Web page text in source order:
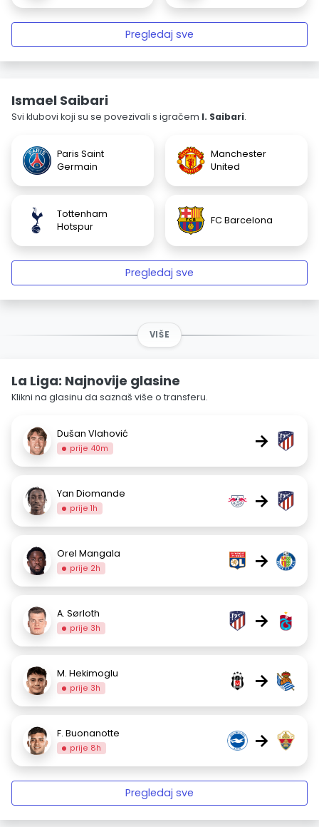
Pregledaj sve
Ismael Saibari
Svi klubovi koji su se povezivali s igračem I. Saibari.
Paris Saint
Germain
Manchester
United
Tottenham
Hotspur
FC Barcelona
Pregledaj sve
VIŠE
La Liga: Najnovije glasine
Klikni na glasinu da saznaš više o transferu.
Dušan Vlahović
prije 40m →
Yan Diomande
prije 1h →
Orel Mangala
prije 2h →
A. Sørloth
prije 3h →
M. Hekimoglu
prije 3h →
F. Buonanotte
prije 8h →
Pregledaj sve